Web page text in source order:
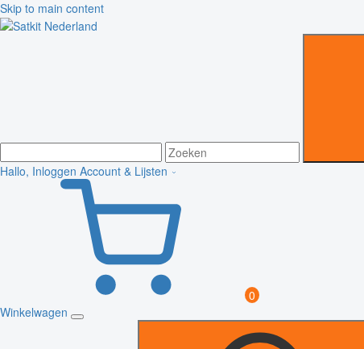
Skip to main content
Hallo, Inloggen Account & Lijsten
0
Winkelwagen